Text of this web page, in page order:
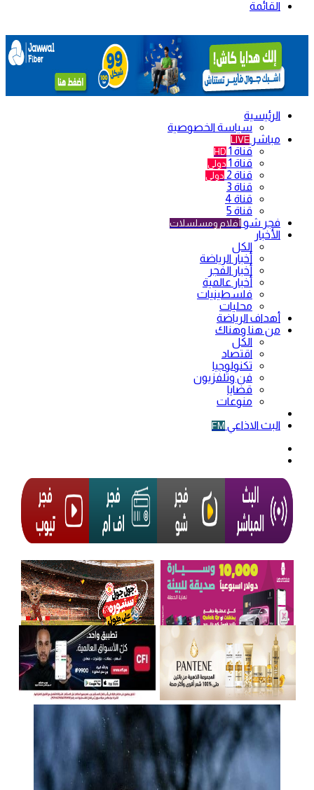
القائمة
الرئيسية
سياسة الخصوصية
مباشر LIVE
قناة 1 HD
قناة 1 دولي
قناة 2 دولي
قناة 3
قناة 4
قناة 5
فجر شو أفلام ومسلسلات
الأخبار
الكل
أخبار الرياضة
أخبار الفجر
أخبار عالمية
فلسطينيات
محليات
أهداف الرياضة
من هنا وهناك
الكل
اقتصاد
تكنولوجيا
فن وتلفزيون
قضايا
منوعات
البث الاذاعي FM